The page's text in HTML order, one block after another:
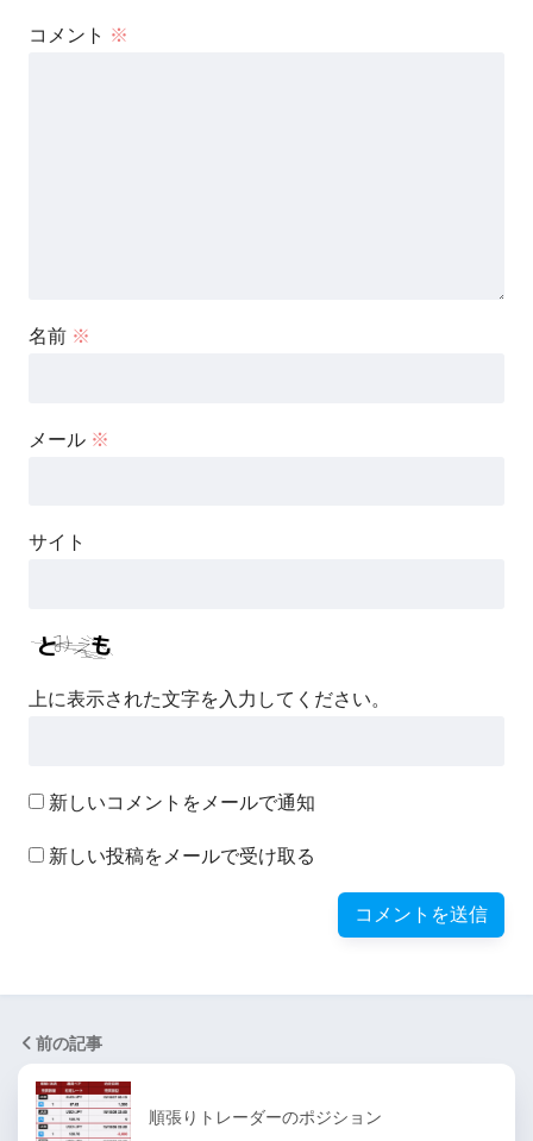
コメント ※
名前 ※
メール ※
サイト
上に表示された文字を入力してください。
新しいコメントをメールで通知
新しい投稿をメールで受け取る
前の記事
順張りトレーダーのポジション